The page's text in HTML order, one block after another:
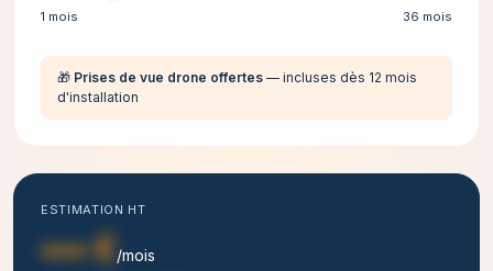
1 mois 36 mois
🎁 Prises de vue drone offertes — incluses dès 12 mois
d'installation
ESTIMATION HT
••• € /mois